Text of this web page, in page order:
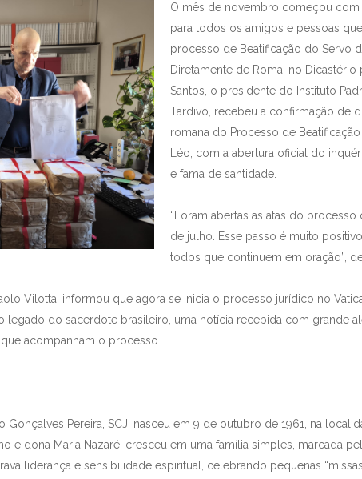
O mês de novembro começou com
para todos os amigos e pessoas
processo de Beatificação do Servo
Diretamente de Roma, no Dicastério
Santos, o presidente do Instituto
Tardivo, recebeu a confirmação de
romana do Processo de
Léo, com a abertura oficial do
e fama de santidade.
“Foram abertas as atas do
de julho. Esse passo é muito
todos que continuem em oração”,
Vilotta, informou que agora se inicia o processo jurídico no
legado do sacerdote brasileiro, uma notícia recebida com grande
acompanham o processo.
Gonçalves Pereira, SCJ, nasceu em 9 de outubro de 1961, na
e dona Maria Nazaré, cresceu em uma família simples, marcada
liderança e sensibilidade espiritual, celebrando pequenas